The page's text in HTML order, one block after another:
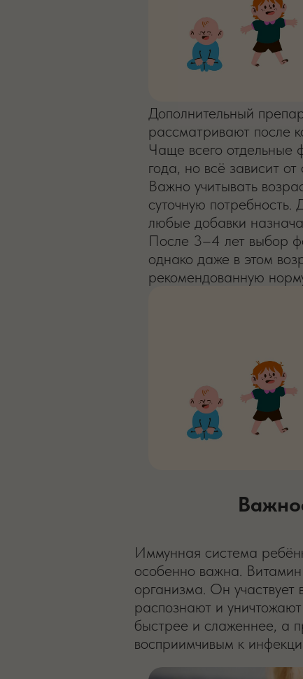
Дополнительный
рассматривают после
Чаще всего
года, но всё зависит от
Важно учитывать
суточную
любые добавки
После 3–4 лет выбор
однако даже в этом
рекомендованную
Иммунная система
особенно важна.
организма. Он
распознают и
быстрее и слаженнее, а
восприимчивым к